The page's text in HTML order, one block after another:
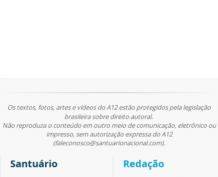
Os textos, fotos, artes e vídeos do A12 estão protegidos pela legislação
brasileira sobre direito autoral.
Não reproduza o conteúdo em outro meio de comunicação, eletrônico ou
impresso, sem autorização expressa do A12
(faleconosco@santuarionacional.com).
Santuário Redação